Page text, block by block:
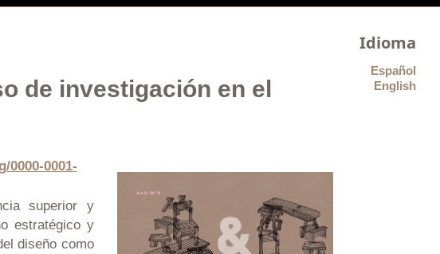
de investigación en el
0000-0001-
superior y
estratégico y
diseño como
Idioma
Español
English